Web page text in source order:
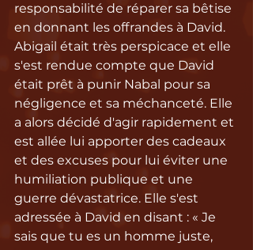
responsabilité de réparer sa bêtise
en donnant les offrandes à David.
Abigail était très perspicace et elle
s'est rendue compte que David
était prêt à punir Nabal pour sa
négligence et sa méchanceté. Elle
a alors décidé d'agir rapidement et
est allée lui apporter des cadeaux
et des excuses pour lui éviter une
humiliation publique et une
guerre dévastatrice. Elle s'est
adressée à David en disant : « Je
sais que tu es un homme juste,